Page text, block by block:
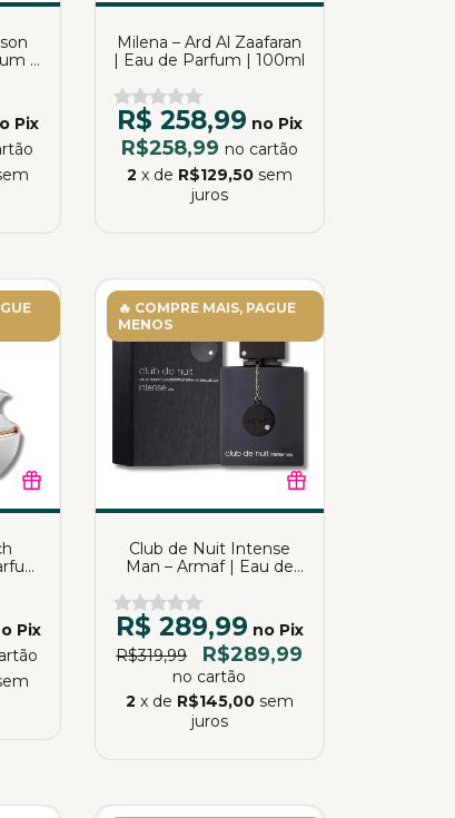
|
Pix
Milena – Ard Al Zaafaran
| Eau de Parfum | 100ml
R$ 258,99 no Pix
R$258,99 no cartão
2 x de R$129,50 sem
juros
Pix
🔥 COMPRE MAIS, PAGUE
MENOS
Club de Nuit Intense
Man – Armaf | Eau de
R$ 289,99 no Pix
R$319,99
R$289,99
no cartão
2 x de R$145,00 sem
juros